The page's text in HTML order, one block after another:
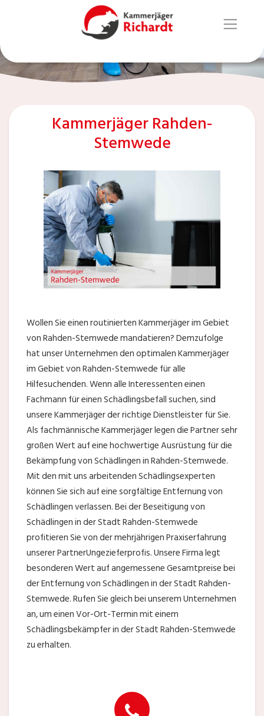
Kammerjäger Rahden-
Stemwede
Wollen Sie einen routinierten Kammerjäger im Gebiet
von Rahden-Stemwede mandatieren? Demzufolge
hat unser Unternehmen den optimalen Kammerjäger
im Gebiet von Rahden-Stemwede für alle
Hilfesuchenden. Wenn alle Interessenten einen
Fachmann für einen Schädlingsbefall suchen, sind
unsere Kammerjäger der richtige Dienstleister für Sie.
Als fachmännische Kammerjäger legen die Partner sehr
großen Wert auf eine hochwertige Ausrüstung für die
Bekämpfung von Schädlingen in Rahden-Stemwede.
Mit den mit uns arbeitenden Schädlingsexperten
können Sie sich auf eine sorgfältige Entfernung von
Schädlingen verlassen. Bei der Beseitigung von
Schädlingen in der Stadt Rahden-Stemwede
profitieren Sie von der mehrjährigen Praxiserfahrung
unserer PartnerUngezieferprofis. Unsere Firma legt
besonderen Wert auf angemessene Gesamtpreise bei
der Entfernung von Schädlingen in der Stadt Rahden-
Stemwede. Rufen Sie gleich bei unserem Unternehmen
an, um einen Vor-Ort-Termin mit einem
Schädlingsbekämpfer in der Stadt Rahden-Stemwede
zu erhalten.